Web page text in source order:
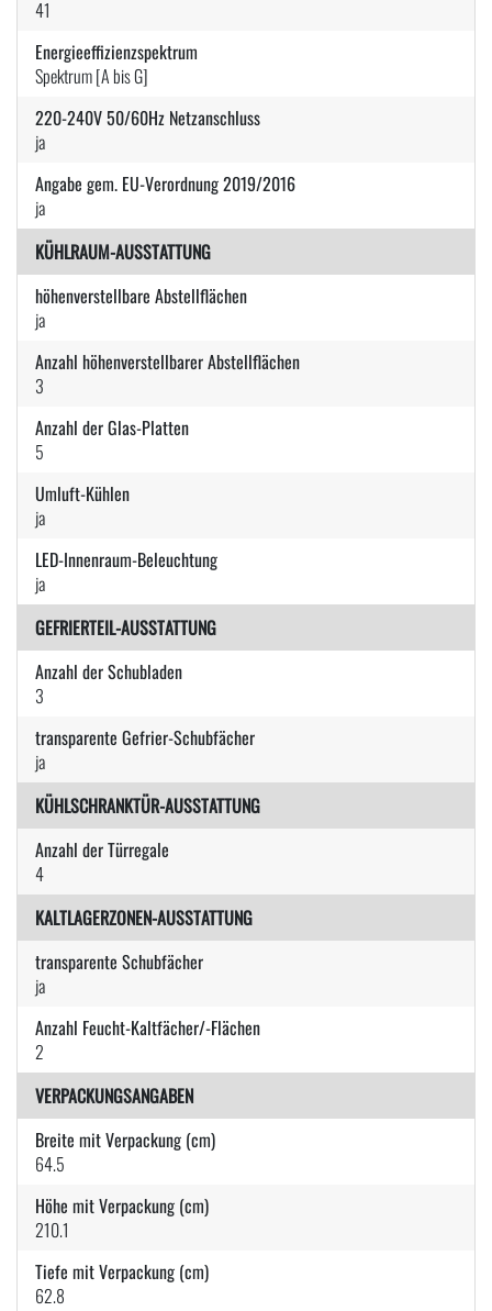
41
Energieeffizienzspektrum
Spektrum [A bis G]
220-240V 50/60Hz Netzanschluss
ja
Angabe gem. EU-Verordnung 2019/2016
ja
KÜHLRAUM-AUSSTATTUNG
höhenverstellbare Abstellflächen
ja
Anzahl höhenverstellbarer Abstellflächen
3
Anzahl der Glas-Platten
5
Umluft-Kühlen
ja
LED-Innenraum-Beleuchtung
ja
GEFRIERTEIL-AUSSTATTUNG
Anzahl der Schubladen
3
transparente Gefrier-Schubfächer
ja
KÜHLSCHRANKTÜR-AUSSTATTUNG
Anzahl der Türregale
4
KALTLAGERZONEN-AUSSTATTUNG
transparente Schubfächer
ja
Anzahl Feucht-Kaltfächer/-Flächen
2
VERPACKUNGSANGABEN
Breite mit Verpackung (cm)
64.5
Höhe mit Verpackung (cm)
210.1
Tiefe mit Verpackung (cm)
62.8